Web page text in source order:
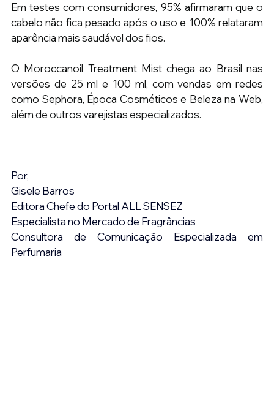
Em testes com consumidores, 95% afirmaram que o
cabelo não fica pesado após o uso e 100% relataram
aparência mais saudável dos fios.
O Moroccanoil Treatment Mist chega ao Brasil nas
versões de 25 ml e 100 ml, com vendas em redes
como Sephora, Época Cosméticos e Beleza na Web,
além de outros varejistas especializados.
Por,
Gisele Barros
Editora Chefe do Portal ALL SENSEZ
Especialista no Mercado de Fragrâncias
Consultora de Comunicação Especializada em
Perfumaria